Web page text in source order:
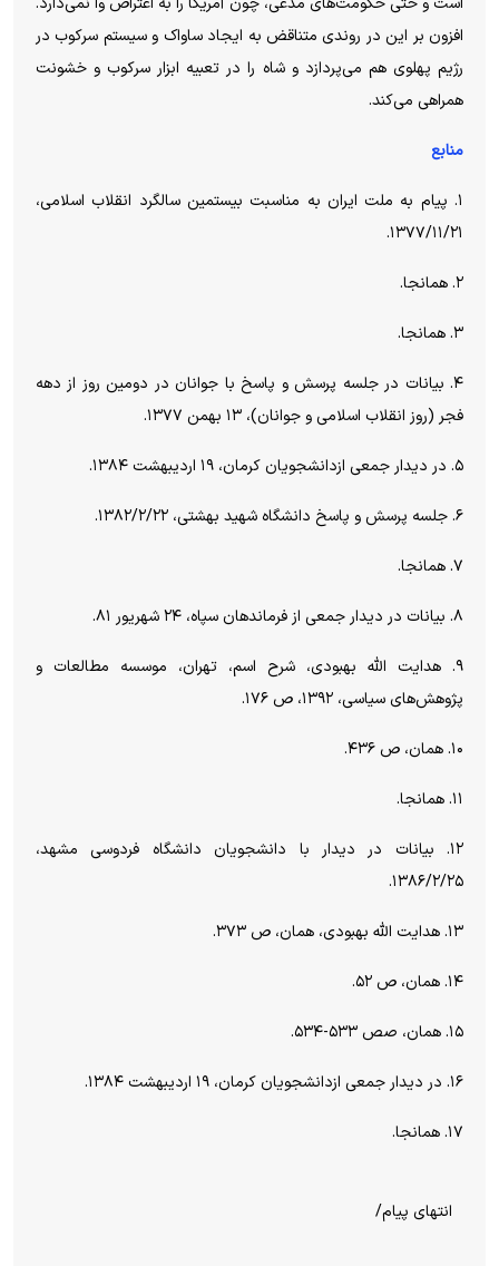
افزون بر این در روندی متناقض به ایجاد ساواک و سیستم سرکوب در
رژیم پهلوی هم می‌پردازد و شاه را در تعبیه ابزار سرکوب و خشونت
همراهی می‌کند.
منابع
۱. پیام به ملت ایران به مناسبت بیستمین سالگرد انقلاب اسلامی،
۱۳۷۷/۱۱/۲۱.
۲. همانجا.
۳. همانجا.
۴. بیانات در جلسه پرسش و پاسخ با جوانان در دومین روز از دهه
فجر (روز انقلاب اسلامی و جوانان)، ۱۳ بهمن ۱۳۷۷.
۵. در دیدار جمعی ازدانشجویان کرمان، ۱۹ اردیبهشت ۱۳۸۴.
۶. جلسه پرسش و پاسخ دانشگاه شهید بهشتی، ۱۳۸۲/۲/۲۲.
۷. همانجا.
۸. بیانات در دیدار جمعی از فرماندهان سپاه، ۲۴ شهریور ۸۱.
۹. هدایت الله بهبودی، شرح اسم، تهران، موسسه مطالعات و
پژوهش‌های سیاسی، ۱۳۹۲، ص ۱۷۶.
۱۰. همان، ص ۴۳۶.
۱۱. همانجا.
۱۲. بیانات در دیدار با دانشجویان دانشگاه فردوسی مشهد،
۱۳۸۶/۲/۲۵.
۱۳. هدایت الله بهبودی، همان، ص ۳۷۳.
۱۴. همان، ص ۵۲.
۱۵. همان، صص ۵۳۳-۵۳۴.
۱۶. در دیدار جمعی ازدانشجویان کرمان، ۱۹ اردیبهشت ۱۳۸۴.
۱۷. همانجا.
انتهای پیام/